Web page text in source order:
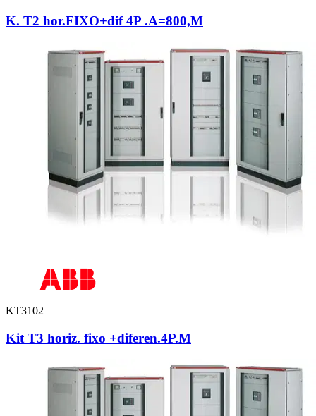
K. T2 hor.FIXO+dif 4P .A=800,M
KT3102
Kit T3 horiz. fixo +diferen.4P.M